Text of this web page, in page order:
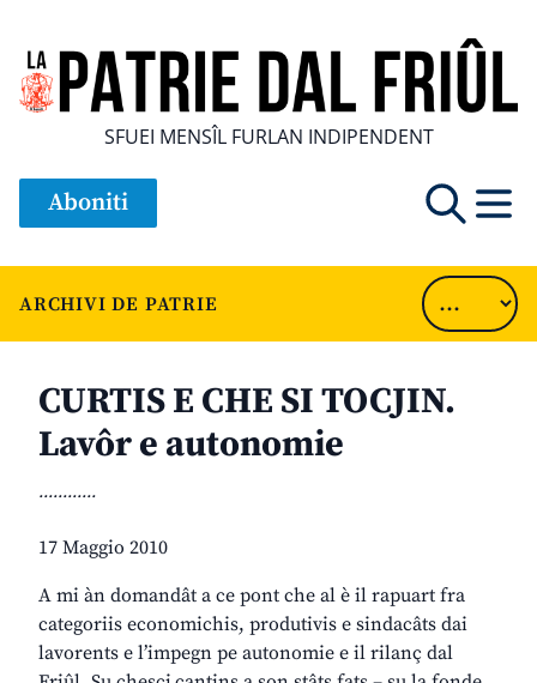
SFUEI MENSÎL FURLAN INDIPENDENT
Aboniti
ARCHIVI DE PATRIE
CURTIS E CHE SI TOCJIN.
Lavôr e autonomie
............
17 Maggio 2010
A mi àn domandât a ce pont che al è il rapuart fra
categoriis economichis, produtivis e sindacâts dai
lavorents e l’impegn pe autonomie e il rilanç dal